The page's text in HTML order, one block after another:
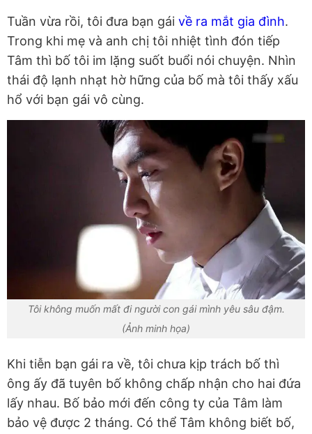
Tuần vừa rồi, tôi đưa bạn gái về ra mắt gia đình.
Trong khi mẹ và anh chị tôi nhiệt tình đón tiếp
Tâm thì bố tôi im lặng suốt buổi nói chuyện. Nhìn
thái độ lạnh nhạt hờ hững của bố mà tôi thấy xấu
hổ với bạn gái vô cùng.
Tôi không muốn mất đi người con gái mình yêu sâu đậm.
(Ảnh minh họa)
Khi tiễn bạn gái ra về, tôi chưa kịp trách bố thì
ông ấy đã tuyên bố không chấp nhận cho hai đứa
lấy nhau. Bố bảo mới đến công ty của Tâm làm
bảo vệ được 2 tháng. Có thể Tâm không biết bố,